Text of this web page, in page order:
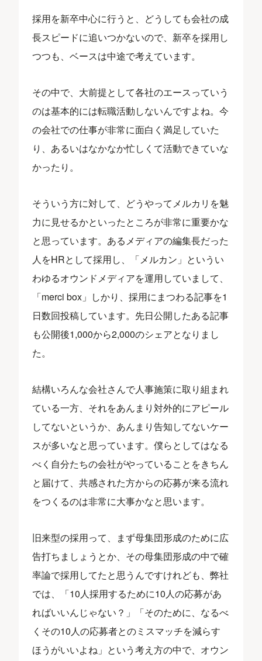
採用を新卒中心に行うと、どうしても会社の成
長スピードに追いつかないので、新卒を採用し
つつも、ベースは中途で考えています。
その中で、大前提として各社のエースっていう
のは基本的には転職活動しないんですよね。今
の会社での仕事が非常に面白く満足していた
り、あるいはなかなか忙しくて活動できていな
かったり。
そういう方に対して、どうやってメルカリを魅
力に見せるかといったところが非常に重要かな
と思っています。あるメディアの編集長だった
人をHRとして採用し、「メルカン」というい
わゆるオウンドメディアを運用していまして、
「merci box」しかり、採用にまつわる記事を1
日数回投稿しています。先日公開したある記事
も公開後1,000から2,000のシェアとなりまし
た。
結構いろんな会社さんで人事施策に取り組まれ
ている一方、それをあんまり対外的にアピール
してないというか、あんまり告知してないケー
スが多いなと思っています。僕らとしてはなる
べく自分たちの会社がやっていることをきちん
と届けて、共感された方からの応募が来る流れ
をつくるのは非常に大事かなと思います。
旧来型の採用って、まず母集団形成のために広
告打ちましょうとか、その母集団形成の中で確
率論で採用してたと思うんですけれども、弊社
では、「10人採用するために10人の応募があ
ればいいんじゃない？」「そのために、なるべ
くその10人の応募者とのミスマッチを減らす
ほうがいいよね」という考え方の中で、オウン